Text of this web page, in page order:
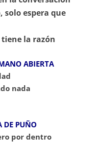
solo espera que
la razón
ABIERTA
nada
DE PUÑO
por dentro